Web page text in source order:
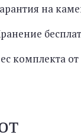
на
комплекта